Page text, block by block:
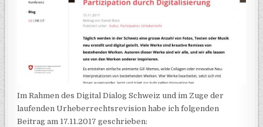
Im Rahmen des Digital Dialog Schweiz und im Zuge der
laufenden Urheberrechtsrevision habe ich folgenden
Beitrag am 17.11.2017 geschrieben: